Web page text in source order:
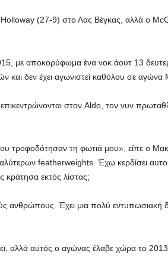
(27-9) στο Λας Βέγκας, αλλά ο
με αποκορύφωμα ένα νοκ άουτ 13
δεν έχει αγωνιστεί καθόλου σε αγώνα
στον Aldo, τον νυν
τη φωτιά μου», είπε ο
featherweights. Έχω κερδίσει
κράτησα εκτός λίστας;
ανθρώπους. Έχει μια πολύ εντυπωσιακή
αλλά αυτός ο αγώνας έλαβε χώρα το 2013